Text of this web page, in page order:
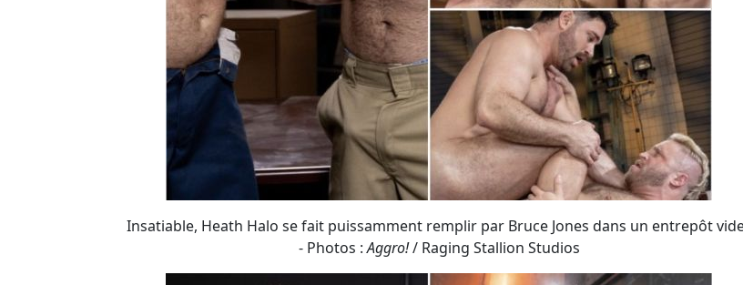
Insatiable, Heath Halo se fait puissamment remplir par Bruce Jones dans un entrepôt vide.
- Photos :Aggro!/ Raging Stallion Studios